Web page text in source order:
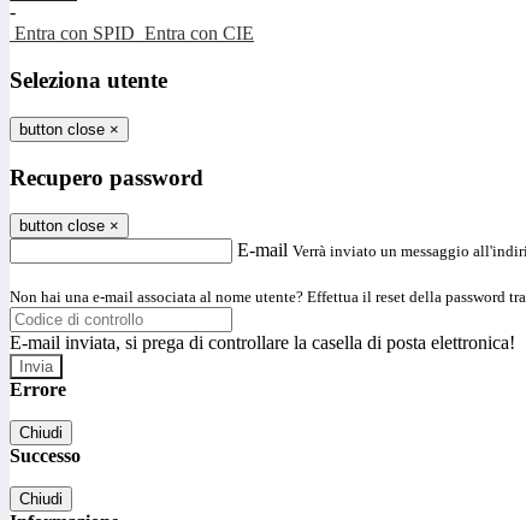
-
Entra con SPID Entra con CIE
Seleziona utente
button close ×
Recupero password
button close ×
E-mail Verrà inviato un messaggio
Non hai una e-mail associata al nome utente? Effettua il reset della password
E-mail inviata, si prega di controllare la casella di posta elettronica!
Errore
Chiudi
Successo
Chiudi